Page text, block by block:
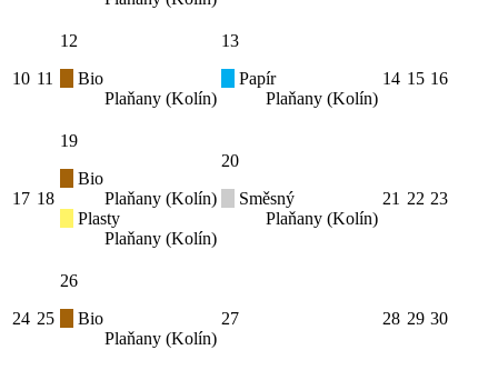
10 11
12
Bio
Plaňany (Kolín)
13
Papír
Plaňany (Kolín)
14 15 16
17 18
19
Bio
Plaňany (Kolín)
Plasty
Plaňany (Kolín)
20
Směsný
Plaňany (Kolín)
21 22 23
24 25
26
Bio
Plaňany (Kolín)
27 28 29 30